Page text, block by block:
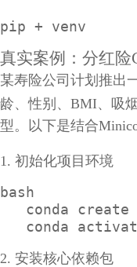
pip + venv
真实案例：分红险
某寿险公司计划推出
龄、性别、BMI、吸
型。以下是结合
1. 初始化项目环境
bash
conda create
conda
2. 安装核心依赖包